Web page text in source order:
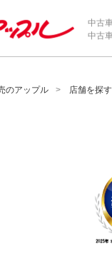
ームの為のCVボタン
中古
中古
のアップル 店舗を探す